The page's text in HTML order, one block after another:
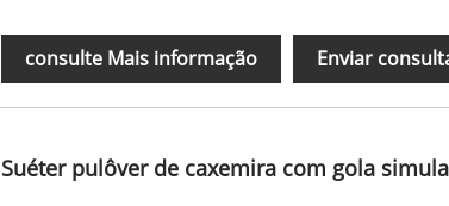
consulte Mais informação Enviar
Suéter pulôver de caxemira com gola